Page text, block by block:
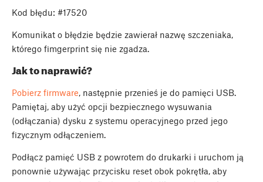
Kod błędu: #17520
Komunikat o błędzie będzie zawierał nazwę szczeniaka,
którego fimgerprint się nie zgadza.
Jak to naprawić?
Pobierz firmware, następnie przenieś je do pamięci USB.
Pamiętaj, aby użyć opcji bezpiecznego wysuwania
(odłączania) dysku z systemu operacyjnego przed jego
fizycznym odłączeniem.
Podłącz pamięć USB z powrotem do drukarki i uruchom ją
ponownie używając przycisku reset obok pokrętła, aby